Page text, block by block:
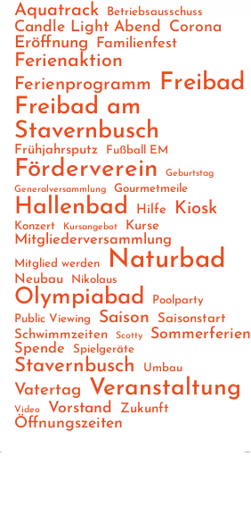
Aquatrack Betriebsausschuss
Candle Light Abend Corona
Eröffnung Familienfest
Ferienaktion
Ferienprogramm Freibad
Freibad am
Stavernbusch
Frühjahrsputz Fußball EM
Förderverein
Geburtstag
Generalversammlung
Gourmetmeile
Hallenbad Hilfe Kiosk
Konzert Kursangebot Kurse
Mitgliederversammlung
Mitglied werden Naturbad
Neubau Nikolaus
Olympiabad
Poolparty
Public Viewing
Saison
Saisonstart
Schwimmzeiten
Scotty Sommerferien
Spende Spielgeräte
Stavernbusch Umbau
Vatertag Veranstaltung
Video Vorstand Zukunft
Öffnungszeiten